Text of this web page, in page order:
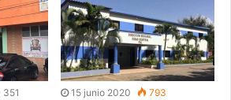
351 15 junio 2020 793